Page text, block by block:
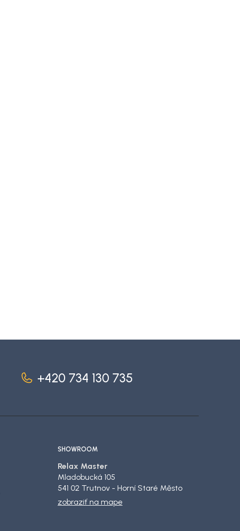
+420 734 130 735
SHOWROOM
Relax Master
Mladobucká 105
541 02 Trutnov - Horní Staré Město
zobraziť na mape